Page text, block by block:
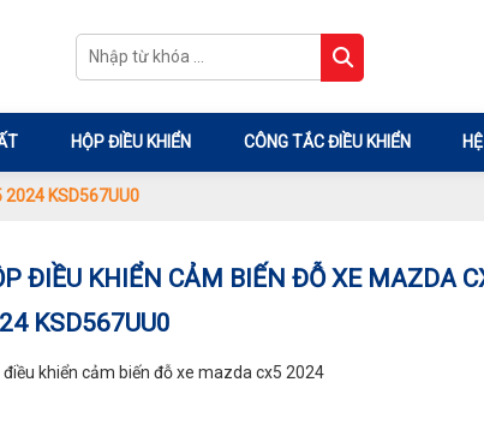
HỘP ĐIỀU KHIỂN CÔNG TẮC ĐIỀU KHIỂN
KSD567UU0
ĐIỀU KHIỂN CẢM BIẾN ĐỖ XE MAZDA
KSD567UU0
điều khiển cảm biến đỗ xe mazda cx5 2024